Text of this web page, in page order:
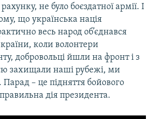
не було боєздатної армії. І
що українська нація
весь народ об’єднався
коли волонтери
добровольці йшли на фронт і з
захищали наші рубежі, ми
– це підняття бойового
дія президента.